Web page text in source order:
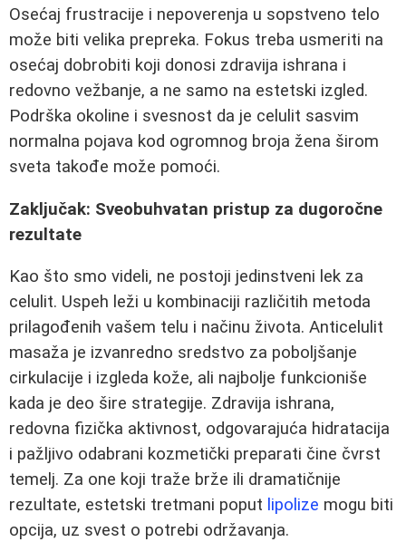
Osećaj frustracije i nepoverenja u sopstveno telo
može biti velika prepreka. Fokus treba usmeriti na
osećaj dobrobiti koji donosi zdravija ishrana i
redovno vežbanje, a ne samo na estetski izgled.
Podrška okoline i svesnost da je celulit sasvim
normalna pojava kod ogromnog broja žena širom
sveta takođe može pomoći.
Zaključak: Sveobuhvatan pristup za dugoročne
rezultate
Kao što smo videli, ne postoji jedinstveni lek za
celulit. Uspeh leži u kombinaciji različitih metoda
prilagođenih vašem telu i načinu života. Anticelulit
masaža je izvanredno sredstvo za poboljšanje
cirkulacije i izgleda kože, ali najbolje funkcioniše
kada je deo šire strategije. Zdravija ishrana,
redovna fizička aktivnost, odgovarajuća hidratacija
i pažljivo odabrani kozmetički preparati čine čvrst
temelj. Za one koji traže brže ili dramatičnije
rezultate, estetski tretmani poput lipolize mogu biti
opcija, uz svest o potrebi održavanja.